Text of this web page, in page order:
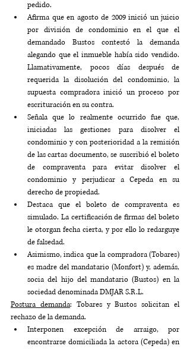
pedido.
Afirma que en agosto de 2009 inició un juicio
por división de condominio en el que el
demandado Bustos contestó la demanda
alegando que el inmueble había sido vendido.
Llamativamente, pocos días después de
requerida la disolución del condominio, la
supuesta compradora inició un proceso por
escrituración en su contra.
Señala que lo realmente ocurrido fue que,
iniciadas las gestiones para disolver el
condominio y con posterioridad a la remisión
de las cartas documento, se suscribió el boleto
de compraventa para evitar disolver el
condominio y perjudicar a Cepeda en su
derecho de propiedad.
Destaca que el boleto de compraventa es
simulado. La certificación de firmas del boleto
le otorgan fecha cierta, y por ello lo redarguye
de falsedad.
Asimismo, indica que la compradora (Tobares)
es madre del mandatario (Monfort) y, además,
socia del hijo del mandatario (Bustos) en la
sociedad denominada DMJAR S.R.L.
Postura demanda: Tobares y Bustos solicitan el
rechazo de la demanda.
Interponen excepción de arraigo, por
encontrarse domiciliada la actora (Cepeda) en